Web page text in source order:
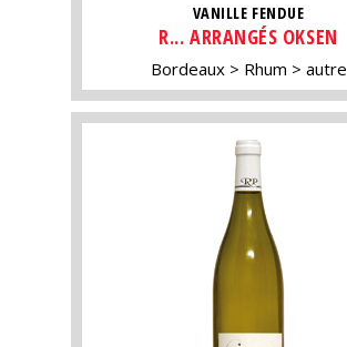
VANILLE FENDUE
R... ARRANGÉS OKSEN
Bordeaux Rhum autre